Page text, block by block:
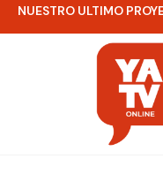
NUESTRO ULTIMO